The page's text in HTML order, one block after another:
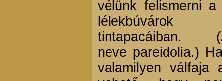
vélünk felismerni
lélekbúvárok
neve pareidolia.)
valamilyen válfaja